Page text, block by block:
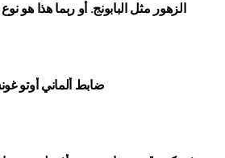
الزهور مثل البابونج. أو ربما هذا هو
ضابط ألماني أوتو